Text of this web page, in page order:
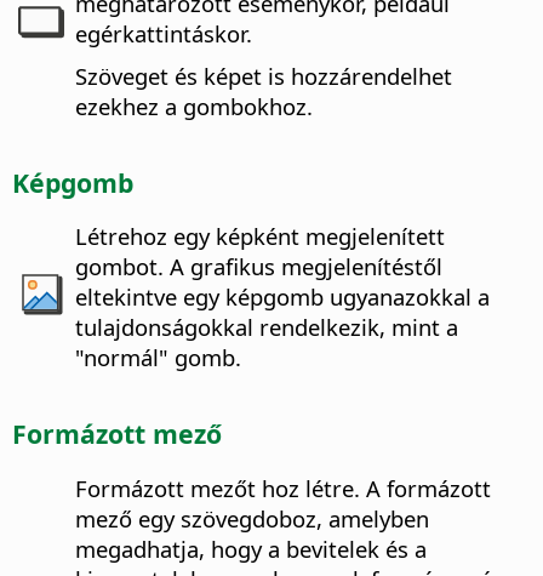
egérkattintáskor.
Szöveget és képet is hozzárendelhet
ezekhez a gombokhoz.
Képgomb
Létrehoz egy képként megjelenített
gombot. A grafikus megjelenítéstől
eltekintve egy képgomb ugyanazokkal a
tulajdonságokkal rendelkezik, mint a
"normál" gomb.
Formázott mező
Formázott mezőt hoz létre. A formázott
mező egy szövegdoboz, amelyben
megadhatja, hogy a bevitelek és a